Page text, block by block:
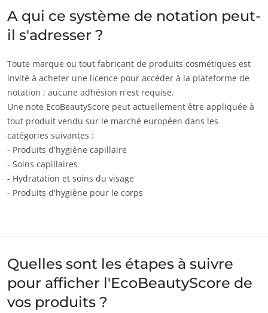
NOS SECTEURS D'ACTIVITÉ
A qui ce système de notation peut-
il s'adresser ?
Toute marque ou tout fabricant de produits cosmétiques est
invité à acheter une licence pour accéder à la plateforme de
notation ; aucune adhésion n'est requise.
Une note EcoBeautyScore peut actuellement être appliquée à
tout produit vendu sur le marché européen dans les
catégories suivantes :
- Produits d'hygiène capillaire
- Soins capillaires
- Hydratation et soins du visage
- Produits d'hygiène pour le corps
Quelles sont les étapes à suivre
pour afficher l'EcoBeautyScore de
vos produits ?